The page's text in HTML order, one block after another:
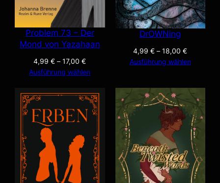
Problem 73 – Der
Mond von Yazahaan
4,99€ –17,00€
Ausführung wählen
DrOWNing
4,99€ –18,00€
Ausführung wählen